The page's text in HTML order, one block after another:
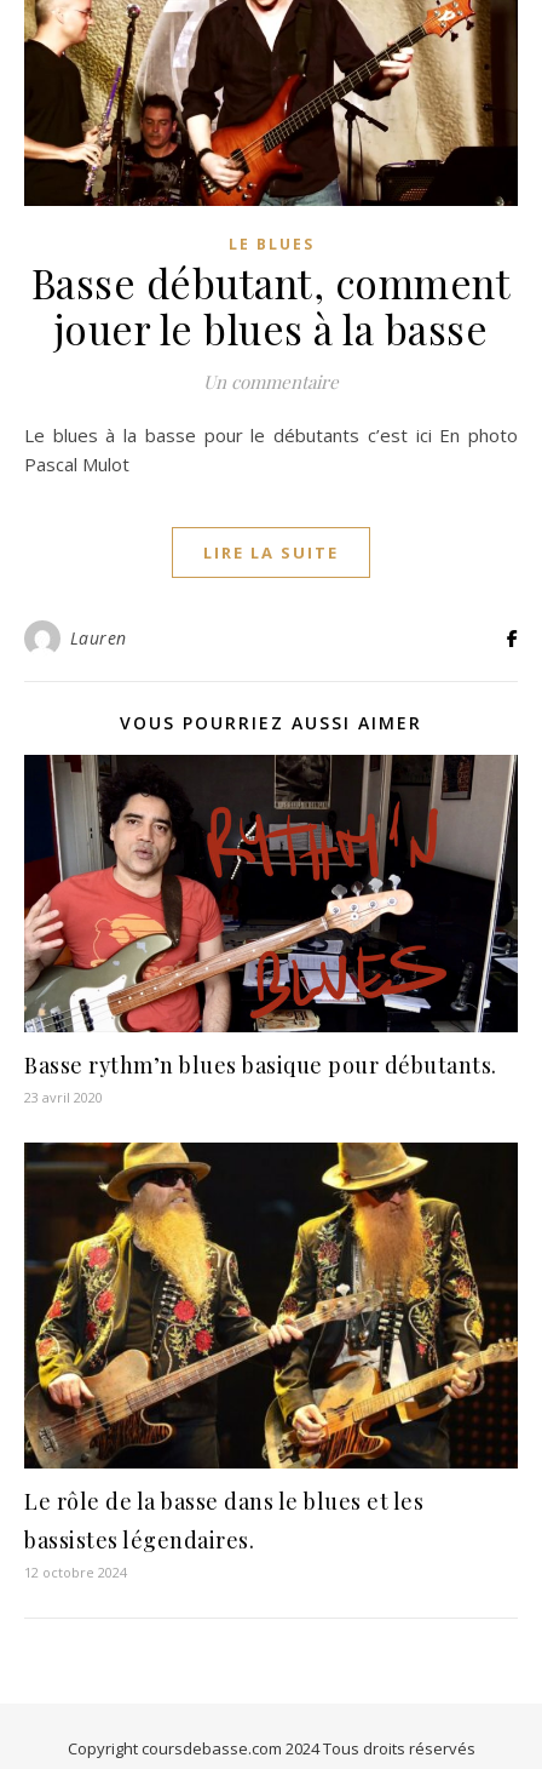
LE BLUES
Basse débutant, comment
jouer le blues à la basse
Un commentaire
Le blues à la basse pour le débutants c’est ici En photo
Pascal Mulot
LIRE LA SUITE
Lauren
VOUS POURRIEZ AUSSI AIMER
Basse rythm’n blues basique pour débutants.
23 avril 2020
Le rôle de la basse dans le blues et les
bassistes légendaires.
12 octobre 2024
Copyright coursdebasse.com 2024 Tous droits réservés